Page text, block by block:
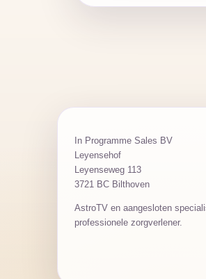
In Programme Sales BV
Leyensehof
Leyenseweg 113
3721 BC Bilthoven
AstroTV en aangesloten
professionele zorgverlener.